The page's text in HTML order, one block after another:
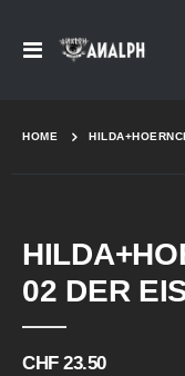
Navigation
HOME
02 DER
CHF 23.50
to
the
end
images
to
the
beginning
images